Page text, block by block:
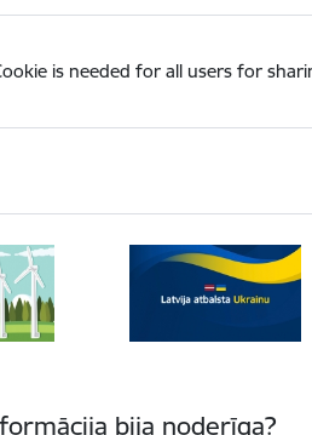
is needed for all users for
bija noderīga?